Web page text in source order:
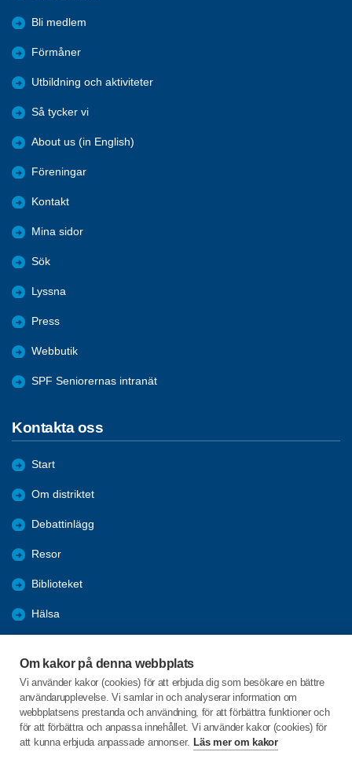
Om kakor på denna webbplats
Vi använder kakor (cookies) för att erbjuda dig som besökare en bättre
användarupplevelse. Vi samlar in och analyserar information om
webbplatsens prestanda och användning, för att förbättra funktioner och
för att förbättra och anpassa innehållet. Vi använder kakor (cookies) för
att kunna erbjuda anpassade annonser. Läs mer om kakor
Bli medlem
Förmåner
Utbildning och aktiviteter
Så tycker vi
About us (in English)
Föreningar
Kontakt
Mina sidor
Sök
Lyssna
Press
Webbutik
SPF Seniorernas intranät
Kontakta oss
Start
Om distriktet
Debattinlägg
Resor
Biblioteket
Hälsa
Utbildning
Bli medlem
C/o:Anders M Johansson